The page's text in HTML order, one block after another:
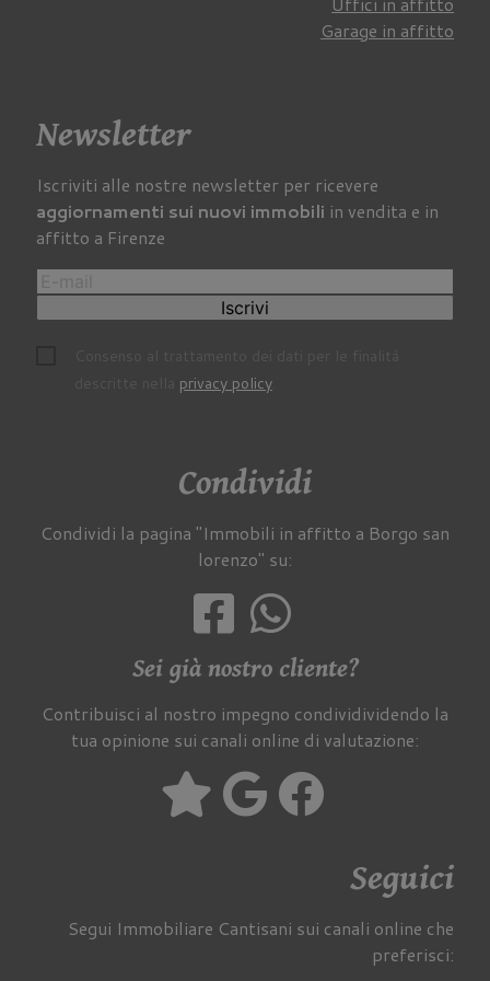
Garage in affitto
Newsletter
Iscriviti alle nostre newsletter per ricevere
aggiornamenti sui nuovi immobili in vendita e in
affitto a Firenze
Iscrivi
privacy policy.
Condividi
Condividi la pagina "Immobili in affitto a Borgo san
lorenzo" su:
Sei già nostro cliente?
Contribuisci al nostro impegno condividividendo la
tua opinione sui canali online di valutazione:
Seguici
Segui Immobiliare Cantisani sui canali online che
preferisci: